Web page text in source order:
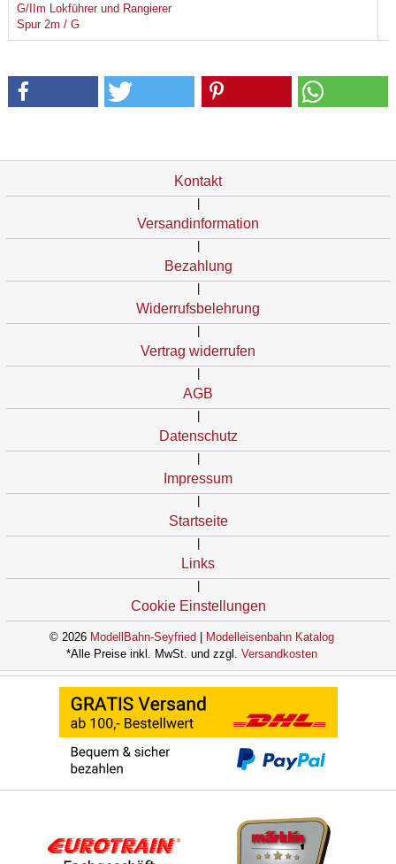
G/IIm Lokführer und Rangierer
Spur 2m / G
Kontakt
Versandinformation
Bezahlung
Widerrufsbelehrung
Vertrag widerrufen
AGB
Datenschutz
Impressum
Startseite
Links
Cookie Einstellungen
© 2026 ModellBahn-Seyfried
Modelleisenbahn Katalog
*Alle Preise inkl. MwSt. und zzgl. Versandkosten